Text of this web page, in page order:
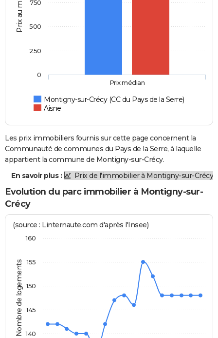
Prix au m2
Montigny-sur-Crécy (CC du Pays de la Serre)
Aisne
Prix médian
0
250
500
750
Les prix immobiliers fournis sur cette page concernent la
Communauté de communes du Pays de la Serre, à laquelle
appartient la commune de Montigny-sur-Crécy.
En savoir plus :
Prix de l'immobilier à Montigny-sur-Crécy
Evolution du parc immobilier à Montigny-sur-
Crécy
Nombre de logements
(source : Linternaute.com d'après l'Insee)
140
145
150
155
160